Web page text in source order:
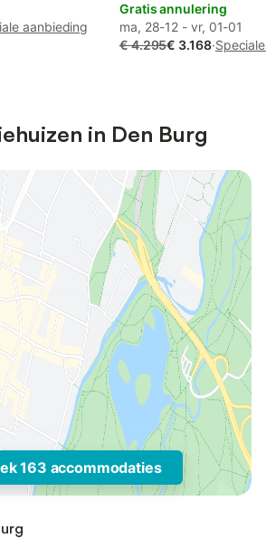
aanbieding
Gratis annulering
ma, 28-12 - vr, 01-01
€ 4.295€ 3.168·
in Den Burg
163 accommodaties